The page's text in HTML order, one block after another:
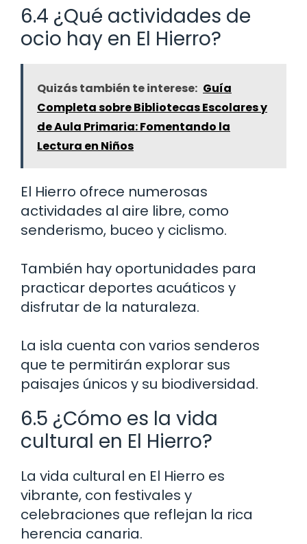
6.4 ¿Qué actividades de
ocio hay en El Hierro?
Quizás también te interese: Guía
Completa sobre Bibliotecas Escolares y
de Aula Primaria: Fomentando la
Lectura en Niños
El Hierro ofrece numerosas
actividades al aire libre, como
senderismo, buceo y ciclismo.
También hay oportunidades para
practicar deportes acuáticos y
disfrutar de la naturaleza.
La isla cuenta con varios senderos
que te permitirán explorar sus
paisajes únicos y su biodiversidad.
6.5 ¿Cómo es la vida
cultural en El Hierro?
La vida cultural en El Hierro es
vibrante, con festivales y
celebraciones que reflejan la rica
herencia canaria.